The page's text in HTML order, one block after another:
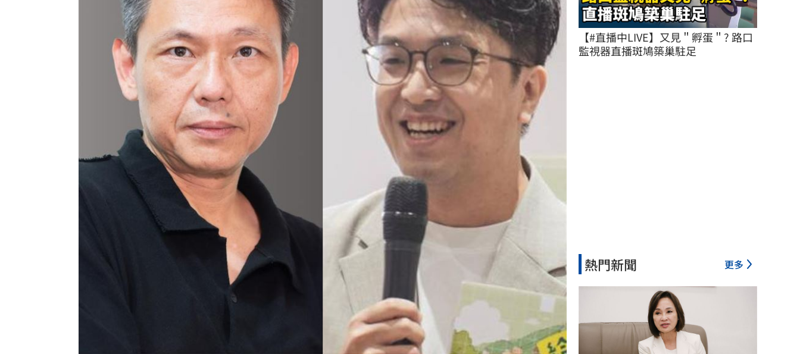
「拍片人的多重宇宙」職涯論壇9/12登場！ 10:30
8國球員齊聚高雄 Formosa 7s掀足球熱潮 10:00
理想混蛋號召粉絲跨海追星吃美食！ 18:15
【#直播中LIVE】又見＂孵蛋＂? 路口
監視器直播斑鳩築巢駐足
熱門新聞 更多